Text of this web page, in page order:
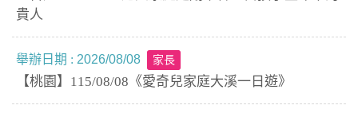
貴人
舉辦日期 : 2026/08/08 家長
【桃園】115/08/08《愛奇兒家庭大溪一日遊》